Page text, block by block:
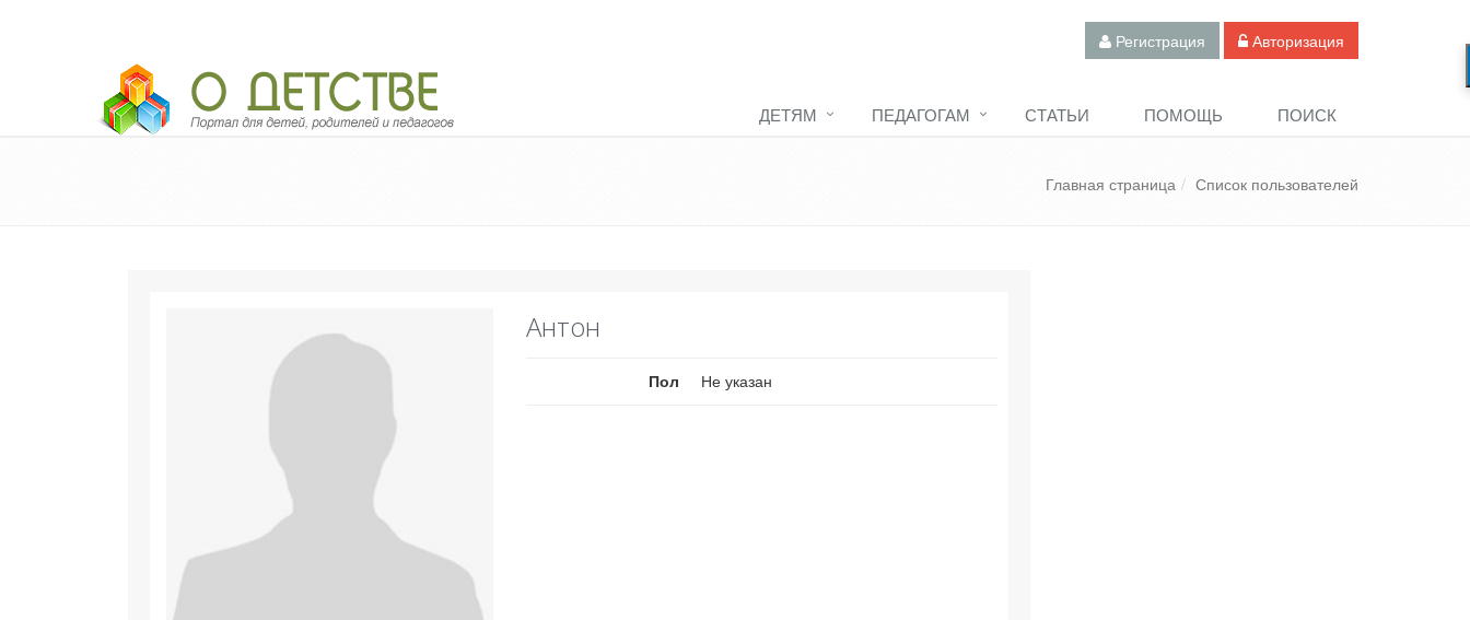
Регистрация Авторизация
Педагогический портал «О детстве»
ДЕТЯМ
ПЕДАГОГАМ СТАТЬИ ПОМОЩЬ ПОИСК
Главная страница Список пользователей
Антон
Пол Не указан